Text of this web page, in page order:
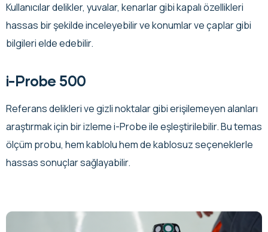
Kullanıcılar delikler, yuvalar, kenarlar gibi kapalı özellikleri
hassas bir şekilde inceleyebilir ve konumlar ve çaplar gibi
bilgileri elde edebilir.
i-Probe 500
Referans delikleri ve gizli noktalar gibi erişilemeyen alanları
araştırmak için bir izleme i-Probe ile eşleştirilebilir. Bu temas
ölçüm probu, hem kablolu hem de kablosuz seçeneklerle
hassas sonuçlar sağlayabilir.